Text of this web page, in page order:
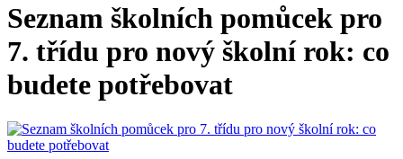
Seznam školních pomůcek pro
7. třídu pro nový školní rok: co
budete potřebovat